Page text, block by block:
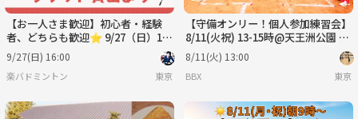
【お一人さま歓迎】初心者・経験
者、どちらも歓迎⭐︎ 9/27（日）16
時〜 水道橋でバドミントン⭐︎
9/27(日) 16:00
楽バドミントン 東京
【守備オンリー！個人参加練習会】
8/11(火祝) 13-15時@天王洲公園 野
球場Ｂ面
8/11(火) 13:00
BBX 東京